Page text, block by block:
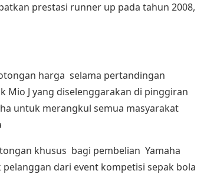
prestasi runner up pada tahun 2008,
harga selama pertandingan
J yang diselenggarakan di pinggiran
untuk merangkul semua masyarakat
khusus bagi pembelian Yamaha
dari event kompetisi sepak bola